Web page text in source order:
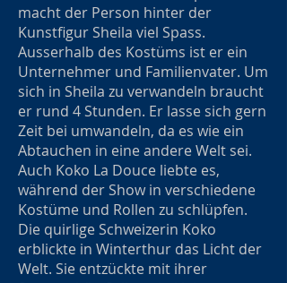
macht der Person hinter der
Kunstfigur Sheila viel Spass.
Ausserhalb des Kostüms ist er ein
Unternehmer und Familienvater. Um
sich in Sheila zu verwandeln braucht
er rund 4 Stunden. Er lasse sich gern
Zeit bei umwandeln, da es wie ein
Abtauchen in eine andere Welt sei.
Auch Koko La Douce liebte es,
während der Show in verschiedene
Kostüme und Rollen zu schlüpfen.
Die quirlige Schweizerin Koko
erblickte in Winterthur das Licht der
Welt. Sie entzückte mit ihrer